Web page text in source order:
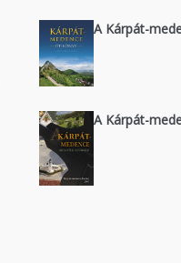
A Kárpát-
A Kárpát-